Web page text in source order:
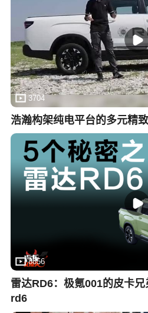
3704
浩瀚构架纯电平台的多元精
8856
雷达RD6：极氪001的皮卡
rd6